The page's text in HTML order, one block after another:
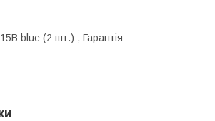
blue (2 шт.) , Гарантія